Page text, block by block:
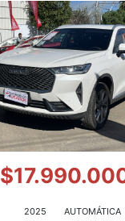
2025
AUTOMÁTICA